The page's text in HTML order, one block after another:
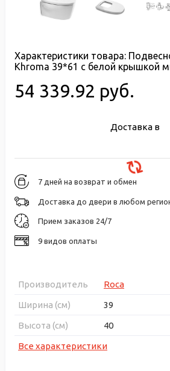
Характеристики товара:
Khroma 39*61 с белой крышкой
54 339.92 руб.
Доставка в
7 дней на возврат и обмен
Доставка до двери в любом
Прием заказов 24/7
9 видов оплаты
Производитель
Roca
Ширина (см)
39
Высота (см)
40
Все характеристики